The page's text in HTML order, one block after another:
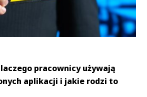
pracownicy używają
aplikacji i jakie rodzi to